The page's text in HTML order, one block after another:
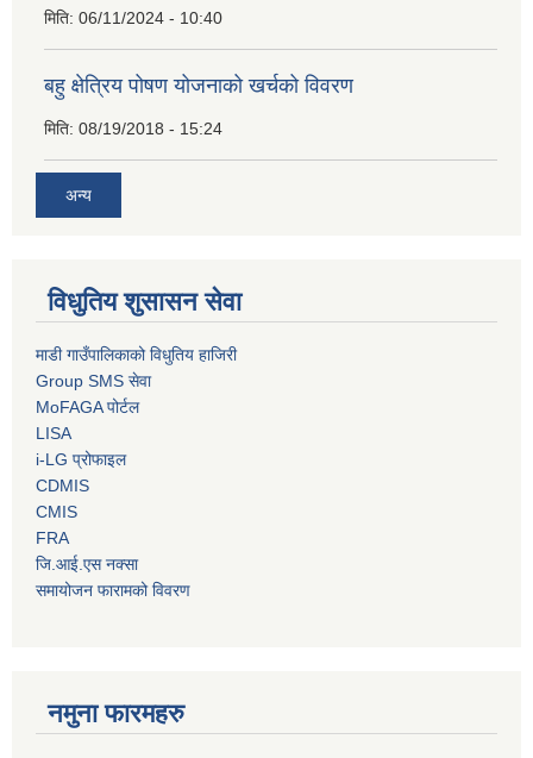
मिति: 06/11/2024 - 10:40
बहु क्षेत्रिय पोषण योजनाको खर्चको विवरण
मिति: 08/19/2018 - 15:24
अन्य
विधुतिय शुसासन सेवा
माडी गाउँपालिकाको विधुतिय हाजिरी
Group SMS सेवा
MoFAGA पोर्टल
LISA
i-LG प्रोफाइल
CDMIS
CMIS
FRA
जि.आई.एस नक्सा
समायोजन फारामको विवरण
नमुना फारमहरु